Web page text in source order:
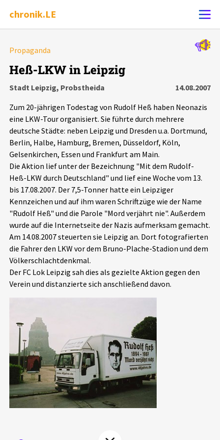
chronik.LE
Chronik
Dossiers
Leipziger Zustände
Schlaglichter
Phänomene
Aktuelles
Alle Beiträge
Veranstaltungen
Pressemitteilungen
Podcasts
Über uns
Projektbeschreibung
Unterstützer_innen
Spenden
chronik.LE in der Presse
Propaganda
Heß-LKW in Leipzig
Stadt Leipzig, Probstheida
14.08.2007
Zum 20-jährigen Todestag von Rudolf Heß haben Neonazis
eine LKW-Tour organisiert. Sie führte durch mehrere
deutsche Städte: neben Leipzig und Dresden u.a. Dortmund,
Berlin, Halbe, Hamburg, Bremen, Düsseldorf, Köln,
Gelsenkirchen, Essen und Frankfurt am Main.
Die Aktion lief unter der Bezeichnung "Mit dem Rudolf-
Heß-LKW durch Deutschland" und lief eine Woche vom 13.
bis 17.08.2007. Der 7,5-Tonner hatte ein Leipziger
Kennzeichen und auf ihm waren Schriftzüge wie der Name
"Rudolf Heß" und die Parole "Mord verjährt nie". Außerdem
wurde auf die Internetseite der Nazis aufmerksam gemacht.
Am 14.08.2007 steuerten sie Leipzig an. Dort fotografierten
die Fahrer den LKW vor dem Bruno-Plache-Stadion und dem
Völkerschlachtdenkmal.
Der FC Lok Leipzig sah dies als gezielte Aktion gegen den
Verein und distanzierte sich anschließend davon.
Alle Ereignisse
Ereignisse
Ereignisse
Exportieren ? Filter Erklärungen